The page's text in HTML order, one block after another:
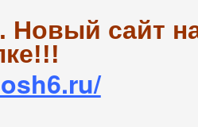
Новый сайт